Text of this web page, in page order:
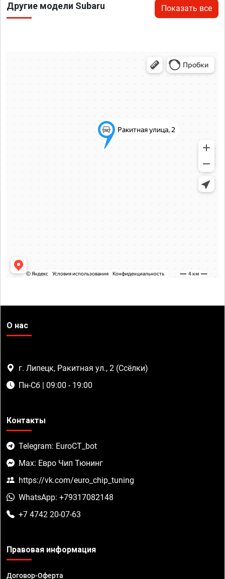
Другие модели Subaru Показать все
О нас
г. Липецк, Ракитная ул., 2 (Ссёлки)
Пн-Сб | 09:00 - 19:00
Контакты
Telegram: EuroCT_bot
Max: Евро Чип Тюнинг
https://vk.com/euro_chip_tuning
WhatsApp: +79317082148
+7 4742 20-07-63
Правовая информация
Договор-Оферта